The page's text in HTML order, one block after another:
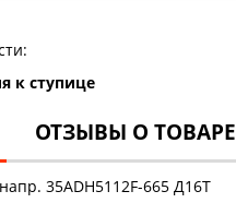
к ступице
ОТЗЫВЫ О ТОВАРЕ
35ADH5112F-665 Д16Т